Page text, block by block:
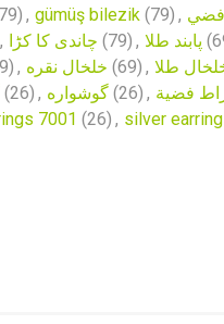
, gümüş bilezik (79) , فضي
, چاندی کا کڑا (79) , پابند طلا
, خلخال نقره (69) , طلا
(26) , گوشواره (26) , فضية
7001 (26) , silver